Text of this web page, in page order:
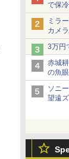
で保
Watch
ミラ
カメ
ラ……
3万円
赤城
の魚
サー
ソニ
望遠